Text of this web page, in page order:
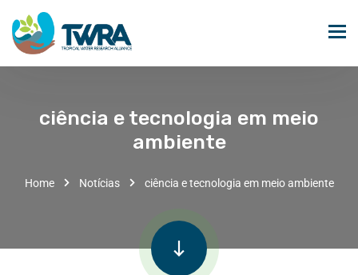
ciência e tecnologia em meio
ambiente
Home Notícias ciência e tecnologia em meio ambiente